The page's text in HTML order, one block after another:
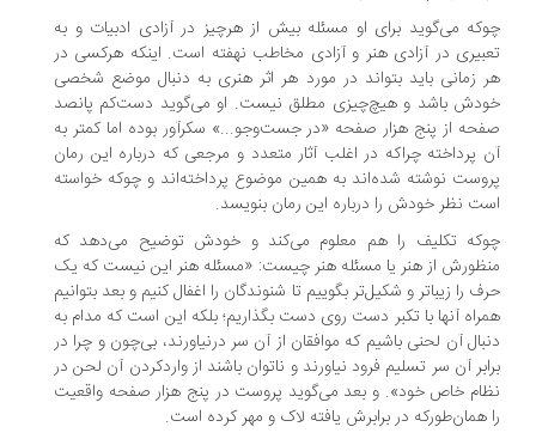
می‌گوید برای او مسئله بیش از هرچیز در آزادی ادبیات و به
در آزادی هنر و آزادی مخاطب نهفته است. اینکه هرکسی در
زمانی باید بتواند در مورد هر اثر هنری به دنبال موضع شخصی
باشد و هیچ‌چیزی مطلق نیست. او می‌گوید دست‌کم پانصد
از پنج هزار صفحه «در جست‌وجو...» سکرآور بوده اما کمتر به
پرداخته چراکه در اغلب آثار متعدد و مرجعی که درباره این رمان
نوشته‌ شده‌اند به همین موضوع پرداخته‌اند و چوکه خواسته
نظر خودش را درباره این رمان بنویسد.
تکلیف را هم معلوم می‌کند و خودش توضیح می‌دهد که
از هنر یا مسئله هنر چیست: «مسئله هنر این نیست که یک
را زیباتر و شکیل‌تر بگوییم تا شنوندگان را اغفال کنیم و بعد بتوانیم
آنها با تکبر دست روی دست بگذاریم؛ بلکه این است که مدام به
آن لحنی باشیم که موافقان از آن سر درنیاورند، بی‌چون و چرا در
آن سر تسلیم فرود نیاورند و ناتوان باشند از واردکردن آن لحن در
خاص خود». و بعد می‌گوید پروست در پنج هزار صفحه واقعیت
همان‌طورکه در برابرش یافته لاک و مهر کرده است.